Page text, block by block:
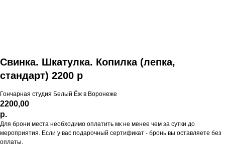
Свинка. Шкатулка. Копилка (лепка,
стандарт) 2200 р
Гончарная студия Белый Ёж в Воронеже
2200,00
р.
Для брони места необходимо оплатить мк не менее чем за сутки до
мероприятия. Если у вас подарочный сертификат - бронь вы оставляете без
оплаты.